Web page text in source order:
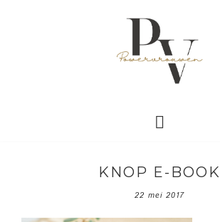
KNOP E-BOOK
22 mei 2017